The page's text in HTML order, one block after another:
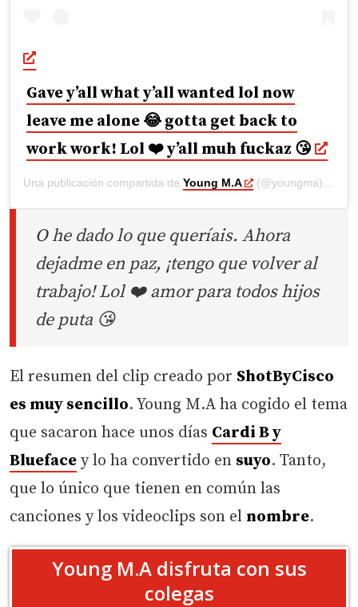
Gave y’all what y’all wanted lol now
leave me alone 😂 gotta get back to
work work! Lol ❤️ y’all muh fuckaz 😘
Una publicación compartida de Young M.A (@youngma) el
O he dado lo que queríais. Ahora
dejadme en paz, ¡tengo que volver al
trabajo! Lol ❤️ amor para todos hijos
de puta 😘
El resumen del clip creado por ShotByCisco
es muy sencillo. Young M.A ha cogido el tema
que sacaron hace unos días Cardi B y
Blueface y lo ha convertido en suyo. Tanto,
que lo único que tienen en común las
canciones y los videoclips son el nombre.
Young M.A disfruta con sus
colegas